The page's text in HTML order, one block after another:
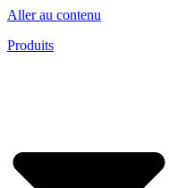
Aller au contenu
Produits